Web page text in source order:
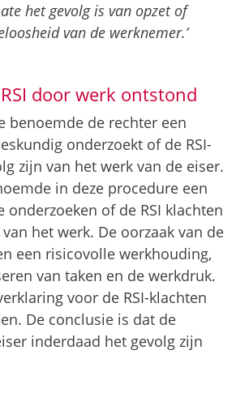
het gevolg is van opzet of
van de werknemer.’
door werk ontstond
benoemde de rechter een
onderzoekt of de RSI-
zijn van het werk van de eiser.
in deze procedure een
onderzoeken of de RSI klachten
het werk. De oorzaak van de
een risicovolle werkhouding,
van taken en de werkdruk.
voor de RSI-klachten
De conclusie is dat de
inderdaad het gevolg zijn